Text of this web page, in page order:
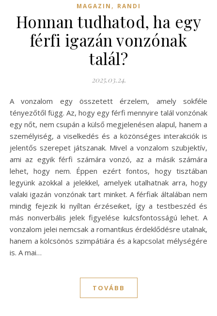
MAGAZIN , RANDI
Honnan tudhatod, ha egy
férfi igazán vonzónak
talál?
2025.03.24.
A vonzalom egy összetett érzelem, amely sokféle
tényezőtől függ. Az, hogy egy férfi mennyire talál vonzónak
egy nőt, nem csupán a külső megjelenésen alapul, hanem a
személyiség, a viselkedés és a közönséges interakciók is
jelentős szerepet játszanak. Mivel a vonzalom szubjektív,
ami az egyik férfi számára vonzó, az a másik számára
lehet, hogy nem. Éppen ezért fontos, hogy tisztában
legyünk azokkal a jelekkel, amelyek utalhatnak arra, hogy
valaki igazán vonzónak tart minket. A férfiak általában nem
mindig fejezik ki nyíltan érzéseiket, így a testbeszéd és
más nonverbális jelek figyelése kulcsfontosságú lehet. A
vonzalom jelei nemcsak a romantikus érdeklődésre utalnak,
hanem a kölcsönös szimpátiára és a kapcsolat mélységére
is. A mai…
TOVÁBB